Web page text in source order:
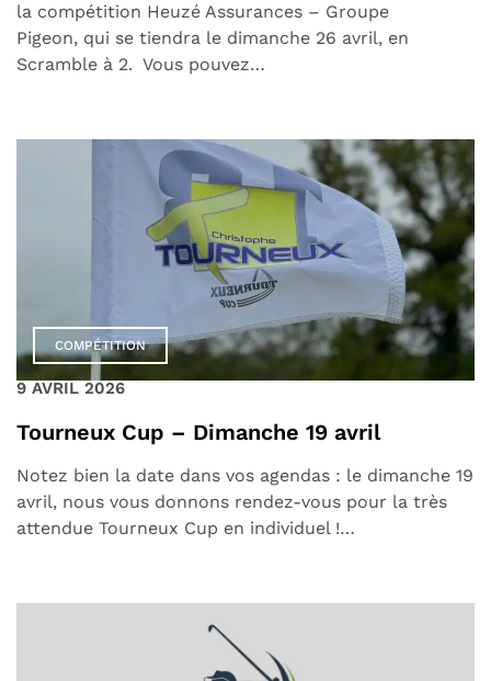
la compétition Heuzé Assurances – Groupe
Pigeon, qui se tiendra le dimanche 26 avril, en
Scramble à 2. Vous pouvez…
COMPÉTITION
9 AVRIL 2026
Tourneux Cup – Dimanche 19 avril
Notez bien la date dans vos agendas : le dimanche 19
avril, nous vous donnons rendez-vous pour la très
attendue Tourneux Cup en individuel !…